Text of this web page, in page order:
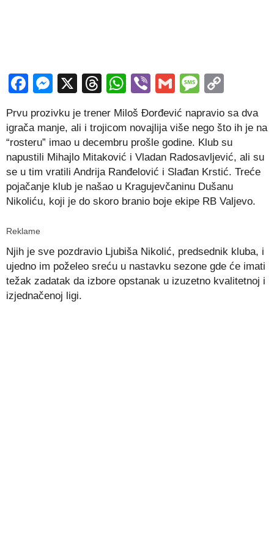
Facebook
Messenger
X Threads
WhatsApp
ViberGmail
Prvu prozivku je trener Miloš Đorđević napravio sa dva
igrača manje, ali i trojicom novajlija više nego što ih je na
“rosteru” imao u decembru prošle godine. Klub su
napustili Mihajlo Mitaković i Vladan Radosavljević, ali su
se u tim vratili Andrija Ranđelović i Slađan Krstić. Treće
pojačanje klub je našao u Kragujevčaninu Dušanu
Nikoliću, koji je do skoro branio boje ekipe RB Valjevo.
Reklame
Njih je sve pozdravio Ljubiša Nikolić, predsednik kluba, i
ujedno im poželeo sreću u nastavku sezone gde će imati
težak zadatak da izbore opstanak u izuzetno kvalitetnoj i
izjednačenoj ligi.